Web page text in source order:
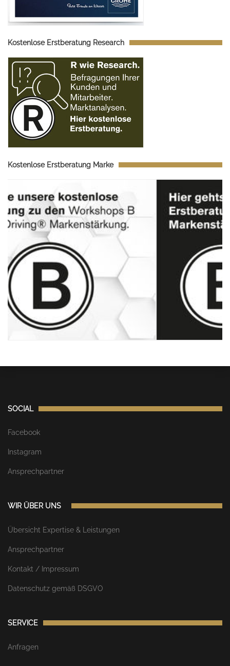
Kostenlose Erstberatung Research
Kostenlose Erstberatung Marke
SOCIAL
Facebook
Instagram
Ansprechpartner
WIR ÜBER UNS
Übersicht Expertise & Leistungen
Ansprechpartner
Kontakt / Impressum
Datenschutz gemäß DSGVO
SERVICE
Anfragen